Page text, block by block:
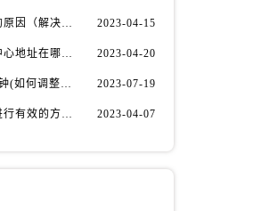
万国手表停走的原因（解决方法） 2023-04-15
万国手表维修中心地址在哪呢？ 2023-04-20
万国手表快1分钟(如何调整时间准确无误) 2023-07-19
万国手表怎么进行有效的方法进行消磁呢(机械手表消磁) 2023-04-07